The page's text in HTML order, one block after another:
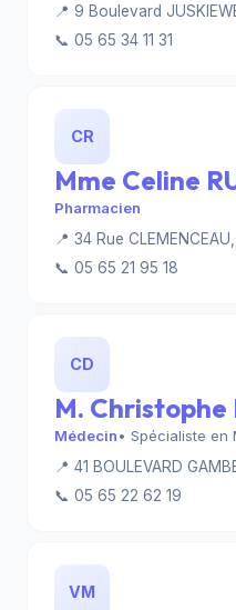
📍 9 Boulevard
📞 05 65 34 11 31
CR
Mme Celine
Pharmacien
📍 34 Rue
📞 05 65 21 95 18
CD
M. Christophe
Médecin• Spécialiste en
📍 41 BOULEVARD
📞 05 65 22 62 19
VM